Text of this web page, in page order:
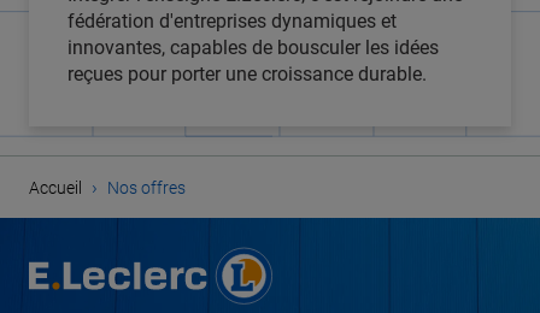
fédération d'entreprises dynamiques et
innovantes, capables de bousculer les idées
reçues pour porter une croissance durable.
Accueil › Nos offres